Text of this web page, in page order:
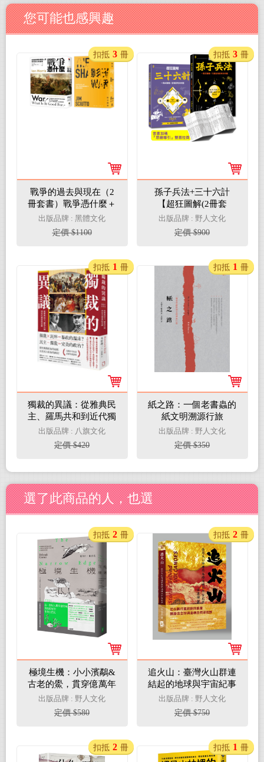
您可能也感興趣
戰爭的過去與現在（2
冊套書）戰爭憑什麼＋
影子戰爭
出版品牌 : 黑體文化
定價 $1100
扣抵 3 冊
孫子兵法+三十六計
【超狂圖解(2冊套
書)】：一頁式簡報╳全
局思考分析圖(套書加碼
『思維導引』雙面拉
出版品牌 : 野人文化
定價 $900
扣抵 3 冊
獨裁的異議：從雅典民
主、羅馬共和到近代獨
裁的思辨
出版品牌 : 八旗文化
定價 $420
扣抵 1 冊
紙之路：一個老書蟲的
紙文明溯源行旅
出版品牌 : 野人文化
定價 $350
扣抵 1 冊
選了此商品的人，也選
極境生機：小小濱鷸&
古老的鱟，貫穿億萬年
的生態史詩 【《寂靜的
春天》繼承者‧囊括多項
環境寫作大獎】
出版品牌 : 野人文化
定價 $580
扣抵 2 冊
追火山：臺灣火山群連
結起的地球與宇宙紀事
出版品牌 : 野人文化
定價 $750
扣抵 2 冊
扣抵 2 冊 扣抵 1 冊